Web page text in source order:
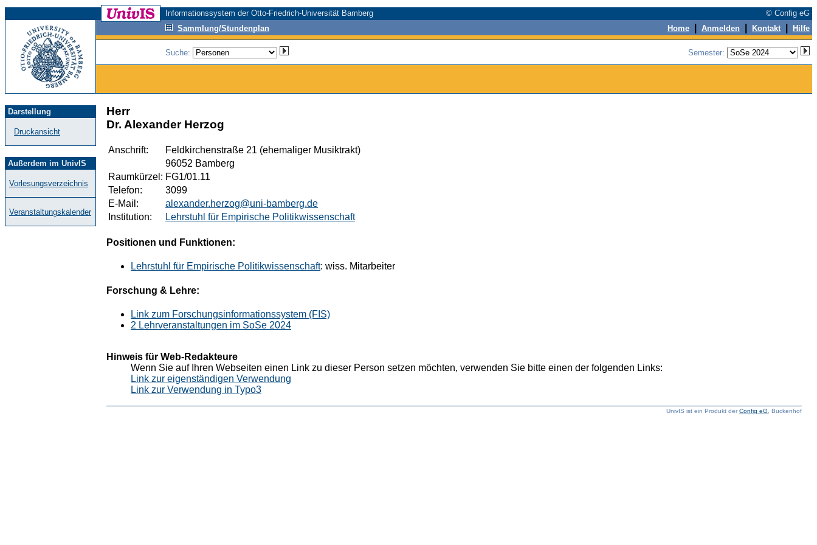
Informationssystem der Otto-Friedrich-Universität Bamberg
© Config eG
Sammlung/Stundenplan
Home Anmelden Kontakt Hilfe
Suche: Semester:
Darstellung
Druckansicht
Außerdem im UnivIS
Vorlesungsverzeichnis
Veranstaltungskalender
Herr
Dr. Alexander Herzog
Anschrift:
Feldkirchenstraße 21 (ehemaliger Musiktrakt)
96052 Bamberg
Raumkürzel: FG1/01.11
Telefon:
3099
E-Mail:
alexander.herzog@uni-bamberg.de
Institution:
Lehrstuhl für Empirische Politikwissenschaft
Positionen und Funktionen:
Lehrstuhl für Empirische Politikwissenschaft: wiss. Mitarbeiter
Forschung & Lehre:
Link zum Forschungsinformationssystem (FIS)
2 Lehrveranstaltungen im SoSe 2024
Hinweis für Web-Redakteure
Wenn Sie auf Ihren Webseiten einen Link zu dieser Person setzen möchten, verwenden Sie bitte einen der folgenden Links:
Link zur eigenständigen Verwendung
Link zur Verwendung in Typo3
UnivIS ist ein Produkt derConfig eG , Buckenhof